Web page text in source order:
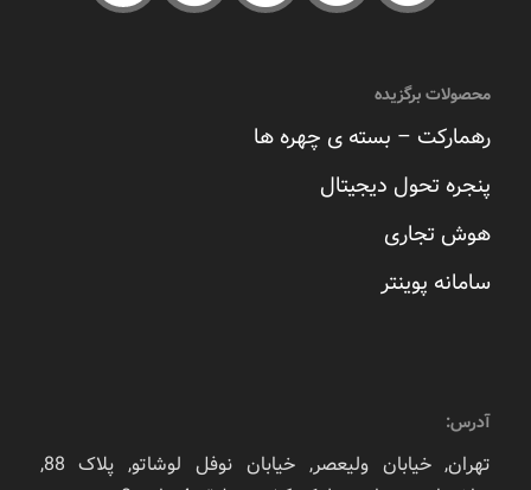
محصولات برگزیده
رهمارکت – بسته ی چهره ها
پنجره تحول دیجیتال
هوش تجاری
سامانه پوینتر
آدرس:
تهران, خیابان ولیعصر, خیابان نوفل لوشاتو, پلاک 88,